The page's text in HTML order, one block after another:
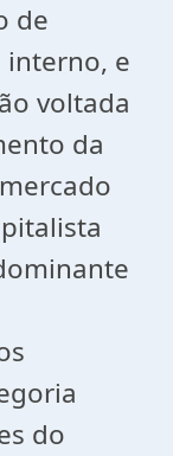
de
e
voltada
da
do